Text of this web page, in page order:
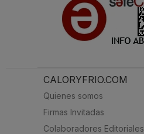
CALORYFRIO.COM
Quienes somos
Firmas Invitadas
Colaboradores Editoriales